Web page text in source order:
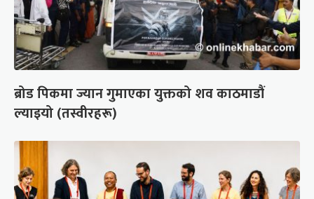
ब्रोड पिकमा ज्यान गुमाएका युक्तको शव काठमाडौं
ल्याइयो (तस्वीरहरू)